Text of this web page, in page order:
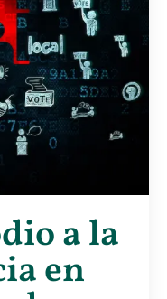
a la
en